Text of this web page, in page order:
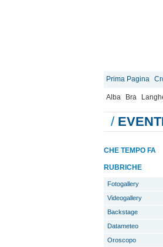
Prima Pagina
Alba Bra
/
CHE TEMPO FA
RUBRICHE
Fotogallery
Videogallery
Backstage
Datameteo
Oroscopo